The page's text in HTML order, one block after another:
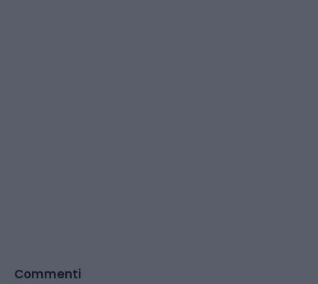
Commenti